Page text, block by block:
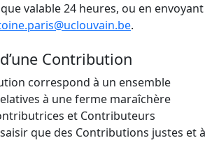
valable 24 heures, ou en envoyant
.
Contribution
correspond à un ensemble
à une ferme maraîchère
et Contributeurs
que des Contributions justes et à